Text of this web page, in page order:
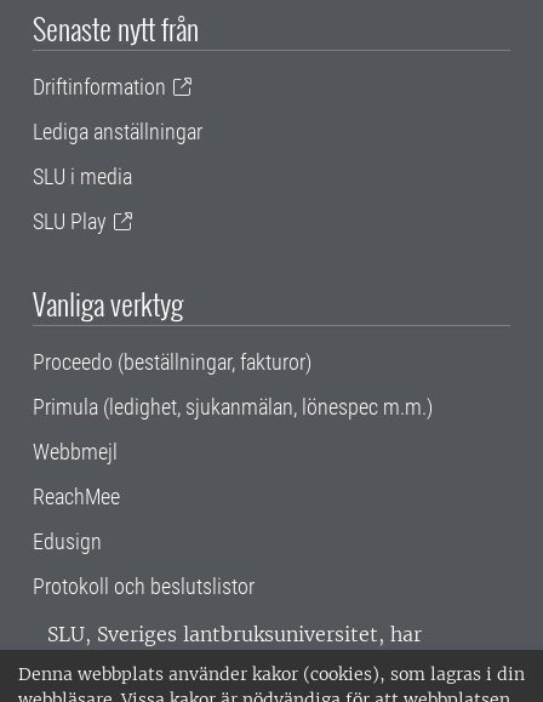
Denna webbplats använder kakor (cookies), som lagras i din
Senaste nytt från
Driftinformation
Lediga anställningar
SLU i media
SLU Play
Vanliga verktyg
Proceedo (beställningar, fakturor)
Primula (ledighet, sjukanmälan, lönespec m.m.)
Webbmejl
ReachMee
Edusign
Protokoll och beslutslistor
SLU, Sveriges lantbruksuniversitet, har
verksamhet över hela Sverige. Huvudorter är
Alnarp, Uppsala och Umeå.SLU är